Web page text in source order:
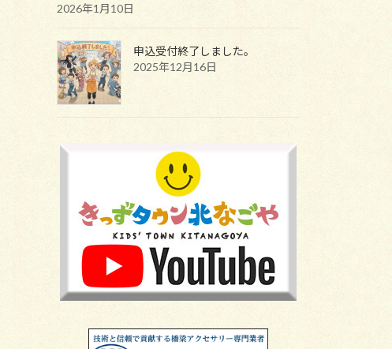
2026年1月10日
申込受付終了しました。
2025年12月16日